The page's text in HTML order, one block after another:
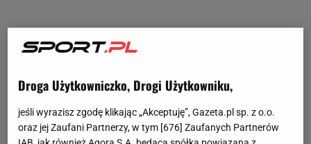
Droga Użytkowniczko, Drogi Użytkowniku,
jeśli wyrazisz zgodę klikając „Akceptuję”, Gazeta.pl sp. z o.o.
oraz jej Zaufani Partnerzy, w tym [676] Zaufanych Partnerów